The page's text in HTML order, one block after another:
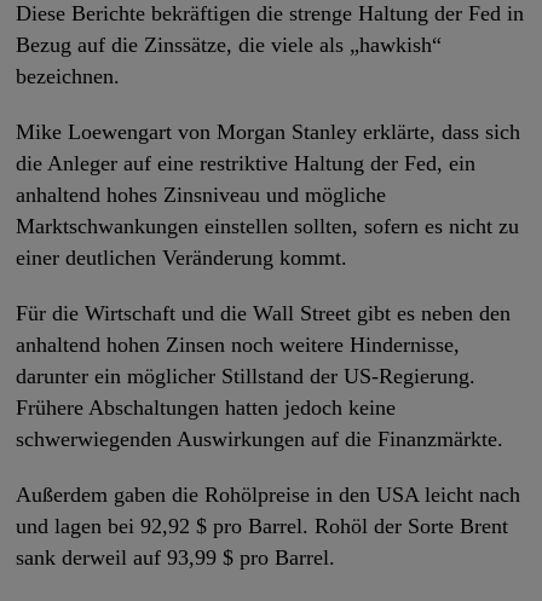
Diese Berichte bekräftigen die strenge Haltung der Fed in
Bezug auf die Zinssätze, die viele als „hawkish“
bezeichnen.
Mike Loewengart von Morgan Stanley erklärte, dass sich
die Anleger auf eine restriktive Haltung der Fed, ein
anhaltend hohes Zinsniveau und mögliche
Marktschwankungen einstellen sollten, sofern es nicht zu
einer deutlichen Veränderung kommt.
Für die Wirtschaft und die Wall Street gibt es neben den
anhaltend hohen Zinsen noch weitere Hindernisse,
darunter ein möglicher Stillstand der US-Regierung.
Frühere Abschaltungen hatten jedoch keine
schwerwiegenden Auswirkungen auf die Finanzmärkte.
Außerdem gaben die Rohölpreise in den USA leicht nach
und lagen bei 92,92 $ pro Barrel. Rohöl der Sorte Brent
sank derweil auf 93,99 $ pro Barrel.